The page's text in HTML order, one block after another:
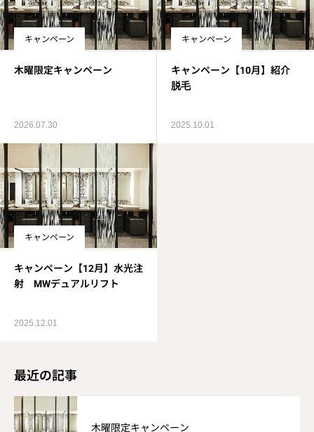
キャンペーン
木曜限定キャンペーン
2026.07.30
キャンペーン
キャンペーン【10月】紹介
脱毛
2025.10.01
キャンペーン
キャンペーン【12月】水光注
射 MWデュアルリフト
2025.12.01
最近の記事
木曜限定キャンペーン